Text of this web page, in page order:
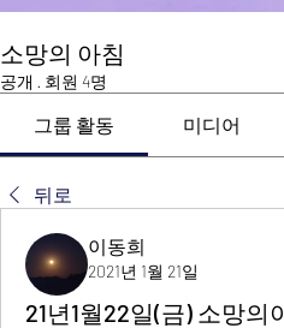
소망의 아침
공개 · 회원 4명
그룹 활동 미디어
뒤로
이동희
2021년 1월 21일
21년1월22일(금) 소망의